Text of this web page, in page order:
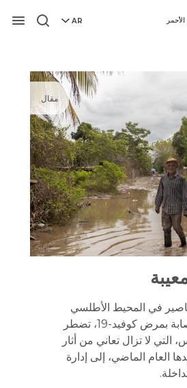
AR
مقال
في المحيط الأطلسي
وارتفاع حالات الإصابة بمرض كوفيد-19، تضطر
التي لا تزال تعاني من أثار
العام الماضي، إلى إدارة